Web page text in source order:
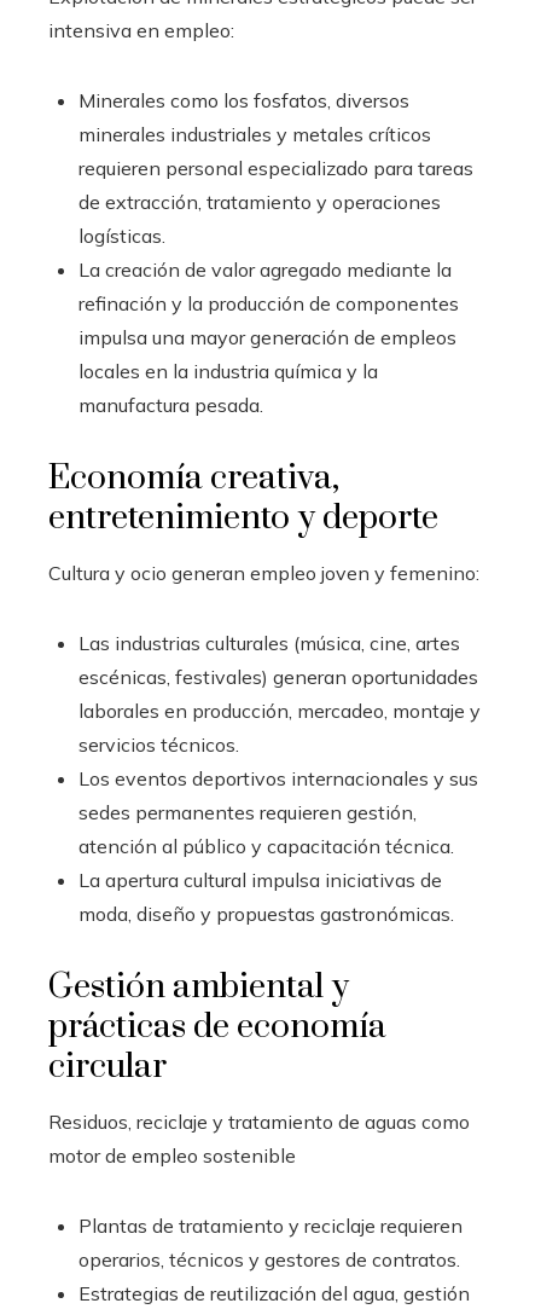
intensiva en empleo:
Minerales como los fosfatos, diversos
minerales industriales y metales críticos
requieren personal especializado para tareas
de extracción, tratamiento y operaciones
logísticas.
La creación de valor agregado mediante la
refinación y la producción de componentes
impulsa una mayor generación de empleos
locales en la industria química y la
manufactura pesada.
Economía creativa,
entretenimiento y deporte
Cultura y ocio generan empleo joven y femenino:
Las industrias culturales (música, cine, artes
escénicas, festivales) generan oportunidades
laborales en producción, mercadeo, montaje y
servicios técnicos.
Los eventos deportivos internacionales y sus
sedes permanentes requieren gestión,
atención al público y capacitación técnica.
La apertura cultural impulsa iniciativas de
moda, diseño y propuestas gastronómicas.
Gestión ambiental y
prácticas de economía
circular
Residuos, reciclaje y tratamiento de aguas como
motor de empleo sostenible
Plantas de tratamiento y reciclaje requieren
operarios, técnicos y gestores de contratos.
Estrategias de reutilización del agua, gestión